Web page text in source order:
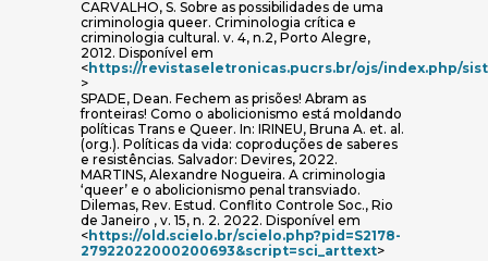
CARVALHO, S. Sobre as possibilidades de uma
criminologia queer. Criminologia crítica e
criminologia cultural. v. 4, n.2, Porto Alegre,
2012. Disponível em
< https://revistaseletronicas.pucrs.br/ojs/index.php/
(abre em nova janela)
>
SPADE, Dean. Fechem as prisões! Abram as
fronteiras! Como o abolicionismo está moldando
políticas Trans e Queer. In: IRINEU, Bruna A. et. al.
(org.). Políticas da vida: coproduções de saberes
e resistências. Salvador: Devires, 2022.
MARTINS, Alexandre Nogueira. A criminologia
‘queer’ e o abolicionismo penal transviado.
Dilemas, Rev. Estud. Conflito Controle Soc., Rio
de Janeiro , v. 15, n. 2. 2022. Disponível em
< https://old.scielo.br/scielo.php?pid=S2178-
27922022000200693&script=sci_arttext(abre em nova
>